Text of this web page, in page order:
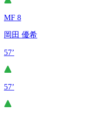
MF 8
岡田 優希
57’
57’